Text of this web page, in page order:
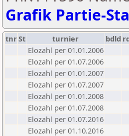
Grafik Partie-
tnrSt turnier bdld
Elozahl per 01.01.2006
Elozahl per 01.07.2006
Elozahl per 01.01.2007
Elozahl per 01.07.2007
Elozahl per 01.01.2008
Elozahl per 01.07.2008
Elozahl per 01.07.2016
Elozahl per 01.10.2016